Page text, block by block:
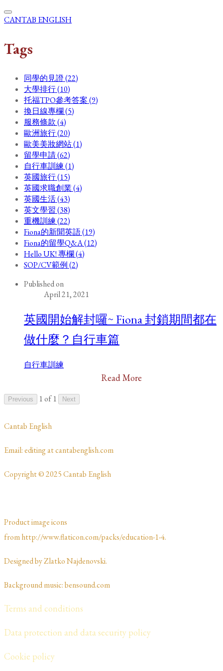
CANTAB ENGLISH
Tags
同學的見證 (22)
大學排行 (10)
托福TPO參考答案 (9)
換日線專欄 (5)
服務條款 (4)
歐洲旅行 (20)
歐美美妝網站 (1)
留學申請 (62)
自行車訓練 (1)
英國旅行 (15)
英國求職創業 (4)
英國生活 (43)
英文學習 (38)
重機訓練 (22)
Fiona的新聞英語 (19)
Fiona的留學Q&A (12)
Hello UK! 專欄 (4)
SOP/CV範例 (2)
Published on
April 21, 2021
英國開始解封囉~ Fiona 封鎖期間都在
做什麼？自行車篇
自行車訓練
Read More
Previous 1 of 1 Next
​Cantab English
​​​Email: editing at cantabenglish.com
Copyright © 2025 Cantab English
Product image icons
from http://www.flaticon.com/packs/education-1-4.
Designed by Zlatko Najdenovski. ​​​​
Background music: bensound.com
Terms and conditions
Data protection and data security policy
Cookie policy